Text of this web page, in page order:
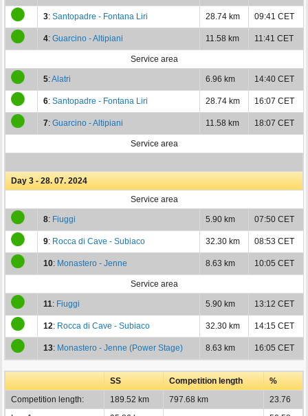
3: Santopadre - Fontana Liri 28.74 km 09:41 CET
4: Guarcino - Altipiani 11.58 km 11:41 CET
Service area
5:Alatri 6.96 km 14:40 CET
6: Santopadre - Fontana Liri 28.74 km 16:07 CET
7: Guarcino - Altipiani 11.58 km 18:07 CET
Service area
Day 3 - 28. 07. 2024
Service area
8: Fiuggi 5.90 km 07:50 CET
9: Rocca di Cave - Subiaco 32.30 km 08:53 CET
10: Monastero - Jenne 8.63 km 10:05 CET
Service area
11: Fiuggi 5.90 km 13:12 CET
12: Rocca di Cave - Subiaco 32.30 km 14:15 CET
13: Monastero - Jenne (Power Stage) 8.63 km 16:05 CET
SS Competition length
%
Competition length:
189.52 km 797.68 km
23.76